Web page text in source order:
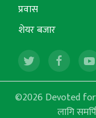
प्रवास
शेयर बजार
©2026 Devoted for
लागि